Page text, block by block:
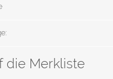
die Merkliste